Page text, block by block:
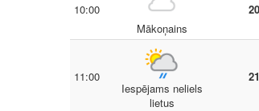
10:00
Mākoņains
20
11:00
Iespējams neliels
lietus
21